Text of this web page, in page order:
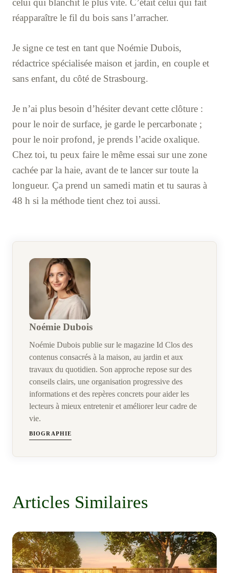
celui qui blanchit le plus vite. C’était celui qui fait
réapparaître le fil du bois sans l’arracher.
Je signe ce test en tant que Noémie Dubois,
rédactrice spécialisée maison et jardin, en couple et
sans enfant, du côté de Strasbourg.
Je n’ai plus besoin d’hésiter devant cette clôture :
pour le noir de surface, je garde le percarbonate ;
pour le noir profond, je prends l’acide oxalique.
Chez toi, tu peux faire le même essai sur une zone
cachée par la haie, avant de te lancer sur toute la
longueur. Ça prend un samedi matin et tu sauras à
48 h si la méthode tient chez toi aussi.
Noémie Dubois
Noémie Dubois publie sur le magazine Id Clos des
contenus consacrés à la maison, au jardin et aux
travaux du quotidien. Son approche repose sur des
conseils clairs, une organisation progressive des
informations et des repères concrets pour aider les
lecteurs à mieux entretenir et améliorer leur cadre de
vie.
BIOGRAPHIE
Articles Similaires